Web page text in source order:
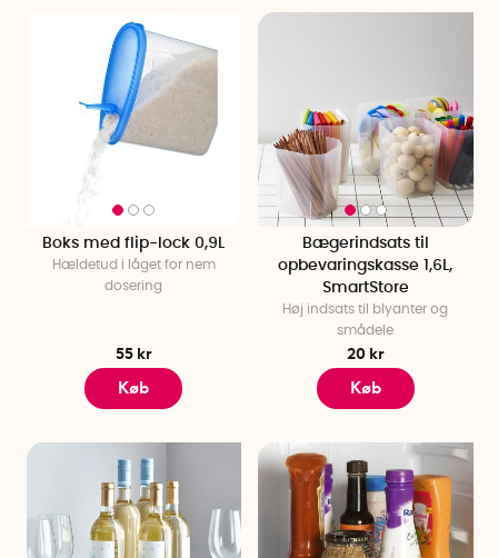
Boks med flip-lock 0,9L
Hældetud i låget for nem
dosering
55 kr
Køb
Bægerindsats til
opbevaringskasse 1,6L,
SmartStore
Høj indsats til blyanter og
smådele
20 kr
Køb